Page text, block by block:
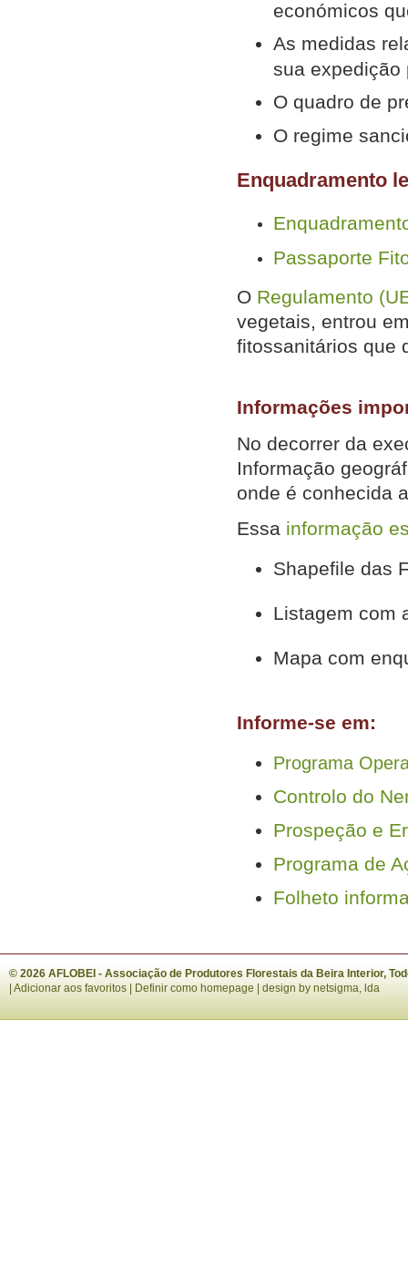
económicos
As medidas
sua expedição
O quadro de
O regime
Enquadramento
Passaporte
O Regulamento
vegetais, entrou
fitossanitários que
Informações
No decorrer da
Informação
onde é conhecida
Essa informação
Shapefile das
Listagem com
Mapa com
Informe-se em:
Programa
Controlo do
Prospeção e
Programa de
Folheto
© 2026 AFLOBEI - Associação de Produtores Florestais da Beira Interior,
Adicionar aos favoritos Definir como homepage | design by netsigma, lda